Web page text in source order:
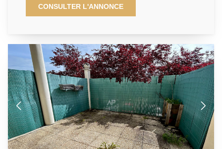
2007. L'appartement offre un séjour spacieux de plus
de 30m2 avec un accès direct à une terrasse de
qu'une salle de bain. Un box en sous-sol sécurisé
vient également compléter ce bien, Une exclusivité
AGENCE PRINCIPALE à visiter sans tarder !
Contactez nous au 01.30.06.69.69 (Collaborateur
salarié Y.B)
CONSULTER L'ANNONCE